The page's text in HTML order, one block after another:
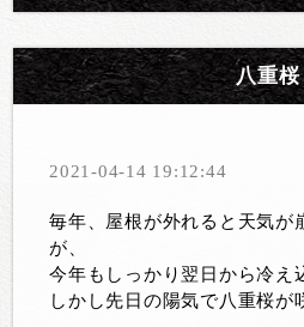
八重桜
2021-04-14 19:12:44
毎年、屋根が外れると天気が
が、
今年もしっかり翌日から冷え
しかし先日の陽気で八重桜が